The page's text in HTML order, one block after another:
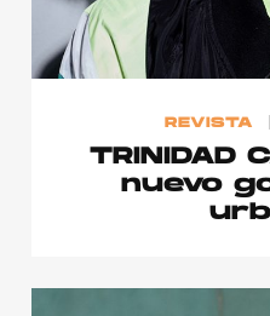
REVISTA
TRINIDAD
nuevo